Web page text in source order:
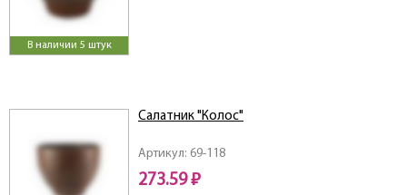
В наличии 5 штук
Артикул: 69-118
Салатник "Колос"
273.59 ₽